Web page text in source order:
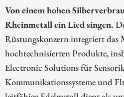
Von einem hohen
Rheinmetall ein Lied singen.
Rüstungskonzern integriert das
hochtechnisierten Produkte,
Electronic Solutions für
Kommunikationssysteme und